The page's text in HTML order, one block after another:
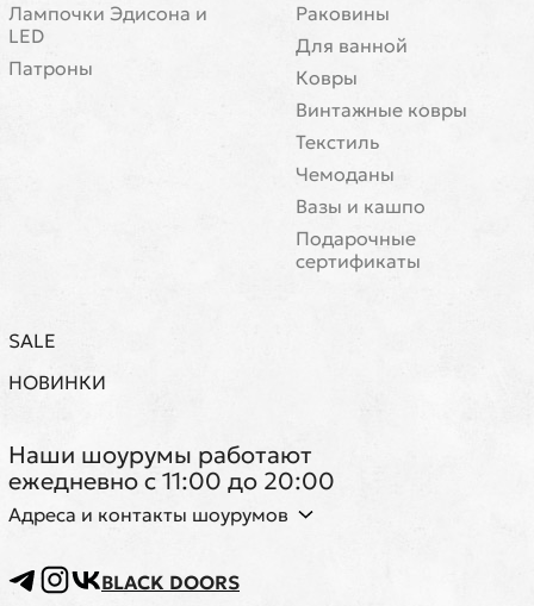
Лампочки Эдисона и
LED
Патроны
Раковины
Для ванной
Ковры
Винтажные ковры
Текстиль
Чемоданы
Вазы и кашпо
Подарочные
сертификаты
SALE
НОВИНКИ
Наши шоурумы работают
ежедневно с 11:00 до 20:00
Адреса и контакты шоурумов
BLACK DOORS